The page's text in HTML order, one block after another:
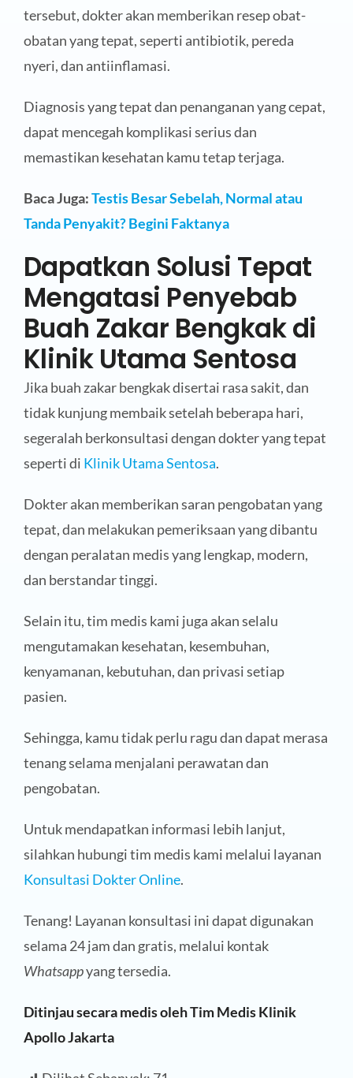
tersebut, dokter akan memberikan resep obat-
obatan yang tepat, seperti antibiotik, pereda
nyeri, dan antiinflamasi.
Diagnosis yang tepat dan penanganan yang cepat,
dapat mencegah komplikasi serius dan
memastikan kesehatan kamu tetap terjaga.
Baca Juga:Testis Besar Sebelah, Normal atau
Tanda Penyakit? Begini Faktanya
Dapatkan Solusi Tepat
Mengatasi Penyebab
Buah Zakar Bengkak di
Klinik Utama Sentosa
Jika buah zakar bengkak disertai rasa sakit, dan
tidak kunjung membaik setelah beberapa hari,
segeralah berkonsultasi dengan dokter yang tepat
seperti di Klinik Utama Sentosa.
Dokter akan memberikan saran pengobatan yang
tepat, dan melakukan pemeriksaan yang dibantu
dengan peralatan medis yang lengkap, modern,
dan berstandar tinggi.
Selain itu, tim medis kami juga akan selalu
mengutamakan kesehatan, kesembuhan,
kenyamanan, kebutuhan, dan privasi setiap
pasien.
Sehingga, kamu tidak perlu ragu dan dapat merasa
tenang selama menjalani perawatan dan
pengobatan.
Untuk mendapatkan informasi lebih lanjut,
silahkan hubungi tim medis kami melalui layanan
Konsultasi Dokter Online.
Tenang! Layanan konsultasi ini dapat digunakan
selama 24 jam dan gratis, melalui kontak
Whatsappyang tersedia.
Ditinjau secara medis oleh Tim Medis Klinik
Apollo Jakarta